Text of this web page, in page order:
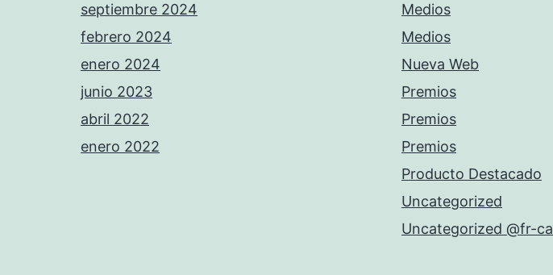
septiembre 2024
febrero 2024
enero 2024
junio 2023
abril 2022
enero 2022
Medios
Medios
Nueva Web
Premios
Premios
Premios
Producto Destacado
Uncategorized
Uncategorized @fr-ca